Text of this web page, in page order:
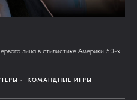
лица в стилистике Америки 50-х
КОМАНДНЫЕ ИГРЫ